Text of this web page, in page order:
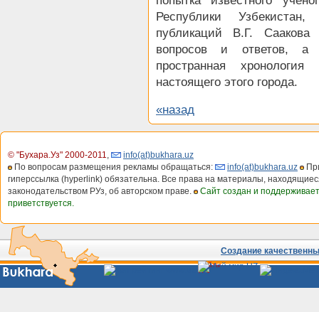
Республики
публикаций В.Г.
вопросов и ответов, а
пространная
настоящего этого города.
«назад
© "Бухара.Уз" 2000-2011,
info(at)bukhara.uz
По вопросам размещения рекламы обращаться:
info(at)bukhara.uz
гиперссылка (hyperlink) обязательна. Все права на материалы,
законодательством РУз, об авторском праве.
Сайт создан и
приветствуется.
Создание
Сайты
Узбекистана